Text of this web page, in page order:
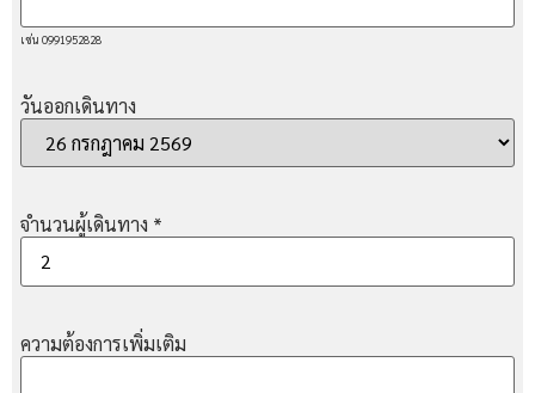
เช่น 0991952828
วันออกเดินทาง
จำนวนผู้เดินทาง *
ความต้องการเพิ่มเติม